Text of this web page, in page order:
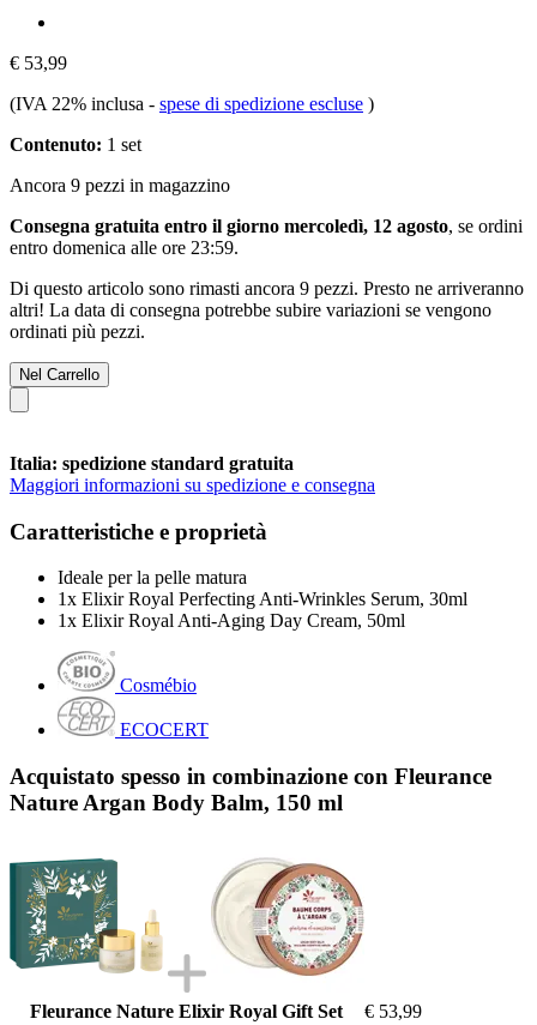
€ 53,99
(IVA 22% inclusa - spese di spedizione escluse )
Contenuto: 1 set
Ancora 9 pezzi in magazzino
Consegna gratuita entro il giorno mercoledì, 12 agosto, se ordini
entro domenica alle ore 23:59.
Di questo articolo sono rimasti ancora 9 pezzi. Presto ne arriveranno
altri! La data di consegna potrebbe subire variazioni se vengono
ordinati più pezzi.
Nel Carrello
Italia: spedizione standard gratuita
Maggiori informazioni su spedizione e consegna
Caratteristiche e proprietà
Ideale per la pelle matura
1x Elixir Royal Perfecting Anti-Wrinkles Serum, 30ml
1x Elixir Royal Anti-Aging Day Cream, 50ml
Cosmébio
ECOCERT
Acquistato spesso in combinazione con Fleurance
Nature Argan Body Balm, 150 ml
Fleurance Nature Elixir Royal Gift Set
€ 53,99